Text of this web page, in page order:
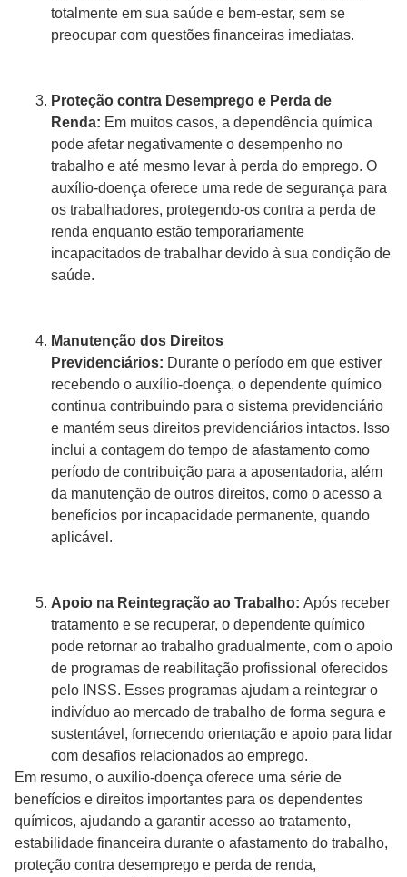
totalmente em sua saúde e bem-estar, sem se
preocupar com questões financeiras imediatas.
Proteção contra Desemprego e Perda de
Renda: Em muitos casos, a dependência química
pode afetar negativamente o desempenho no
trabalho e até mesmo levar à perda do emprego. O
auxílio-doença oferece uma rede de segurança para
os trabalhadores, protegendo-os contra a perda de
renda enquanto estão temporariamente
incapacitados de trabalhar devido à sua condição de
saúde.
Manutenção dos Direitos
Previdenciários: Durante o período em que estiver
recebendo o auxílio-doença, o dependente químico
continua contribuindo para o sistema previdenciário
e mantém seus direitos previdenciários intactos. Isso
inclui a contagem do tempo de afastamento como
período de contribuição para a aposentadoria, além
da manutenção de outros direitos, como o acesso a
benefícios por incapacidade permanente, quando
aplicável.
Apoio na Reintegração ao Trabalho: Após receber
tratamento e se recuperar, o dependente químico
pode retornar ao trabalho gradualmente, com o apoio
de programas de reabilitação profissional oferecidos
pelo INSS. Esses programas ajudam a reintegrar o
indivíduo ao mercado de trabalho de forma segura e
sustentável, fornecendo orientação e apoio para lidar
com desafios relacionados ao emprego.
Em resumo, o auxílio-doença oferece uma série de
benefícios e direitos importantes para os dependentes
químicos, ajudando a garantir acesso ao tratamento,
estabilidade financeira durante o afastamento do trabalho,
proteção contra desemprego e perda de renda,